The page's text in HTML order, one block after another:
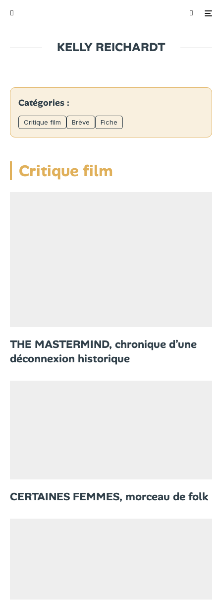
KELLY REICHARDT
Catégories :
Critique film Brève Fiche
Critique film
THE MASTERMIND, chronique d’une
déconnexion historique
CERTAINES FEMMES, morceau de folk